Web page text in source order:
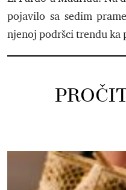
pojavilo sa sedim
njenoj podršci trendu